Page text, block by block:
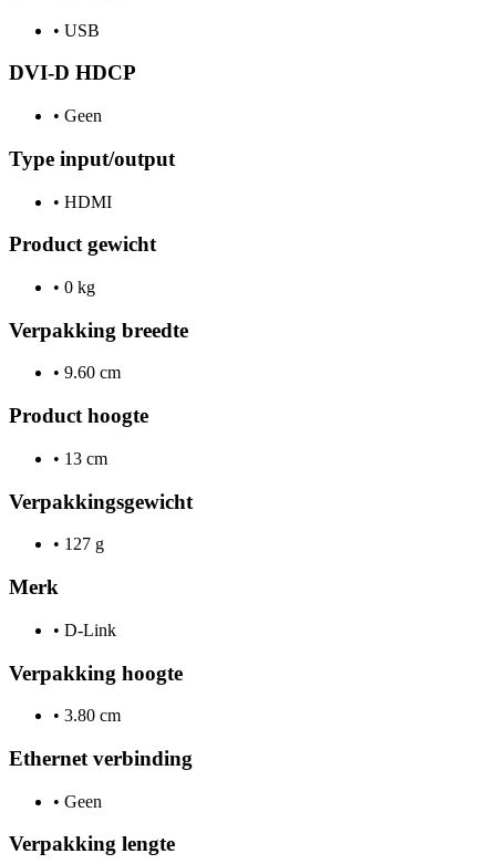
• USB
DVI-D HDCP
• Geen
Type input/output
• HDMI
Product gewicht
• 0 kg
Verpakking breedte
• 9.60 cm
Product hoogte
• 13 cm
Verpakkingsgewicht
• 127 g
Merk
• D-Link
Verpakking hoogte
• 3.80 cm
Ethernet verbinding
• Geen
Verpakking lengte